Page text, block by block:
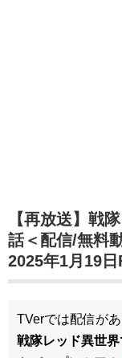
【再放送】戦
話＜配信/無料
2025年1月19
TVerでは配信があ
戦隊レッド異世